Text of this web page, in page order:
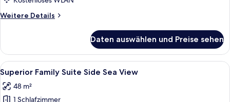
anzeigen
Weitere Details
Weitere
Family
Room
with
Sea
View
Daten auswählen und Preise sehen
Alle
Fotos
für
Ein modernes Hotelzimmer mit
1
Superior Family Suite Side Sea View
48 m²
1 Schlafzimmer